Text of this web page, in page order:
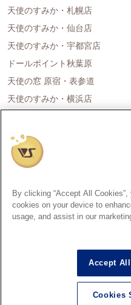
天使のすみか・札幌店
天使のすみか・仙台店
天使のすみか・宇都宮店
ドールポイント秋葉原
天使の窓 原宿・表参道
天使のすみか・横浜店
天使の里 霞中庵
ドールポイント大阪
天使のすみか・神戸店
天使のすみか・福岡店
創作造形©造
Super Dollfie®、スーパードルフ
By clicking “Accept All
cookies on your device to
usage, and assist in our
Accept
Cookies